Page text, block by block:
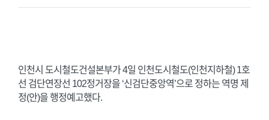
인천시 도시철도건설본부가 4일 인천도시철도(인천지하철) 1호
선 검단연장선 102정거장을 ‘신검단중앙역’으로 정하는 역명 제
정(안)을 행정예고했다.